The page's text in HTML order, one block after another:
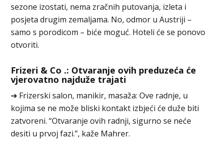
sezone izostati, nema zračnih putovanja, izleta i
posjeta drugim zemaljama. No, odmor u Austriji –
samo s porodicom – biće moguć. Hoteli će se ponovo
otvoriti.
Frizeri & Co .: Otvaranje ovih preduzeća će
vjerovatno najduže trajati
➔ Frizerski salon, manikir, masaža: Ove radnje, u
kojima se ne može bliski kontakt izbjeći će duže biti
zatvoreni. “Otvaranje ovih radnji, sigurno se neće
desiti u prvoj fazi.”, kaže Mahrer.